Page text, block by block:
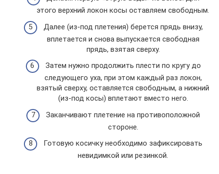
этого верхний локон косы оставляем свободным.
Далее (из-под плетения) берется прядь внизу,
вплетается и снова выпускается свободная
прядь, взятая сверху.
Затем нужно продолжить плести по кругу до
следующего уха, при этом каждый раз локон,
взятый сверху, оставляется свободным, а нижний
(из-под косы) вплетают вместо него.
Заканчивают плетение на противоположной
стороне.
Готовую косичку необходимо зафиксировать
невидимкой или резинкой.